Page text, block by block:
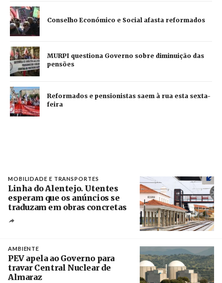
Conselho Económico e Social afasta reformados
MURPI questiona Governo sobre diminuição das
pensões
Reformados e pensionistas saem à rua esta sexta-
feira
MOBILIDADE E TRANSPORTES
Linha do Alentejo. Utentes
esperam que os anúncios se
traduzam em obras concretas
AMBIENTE
PEV apela ao Governo para
travar Central Nuclear de
Almaraz